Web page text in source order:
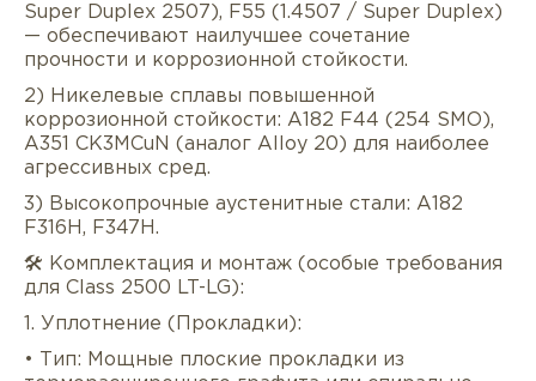
Super Duplex 2507), F55 (1.4507 / Super Duplex)
— обеспечивают наилучшее сочетание
прочности и коррозионной стойкости.
2) Никелевые сплавы повышенной
коррозионной стойкости: A182 F44 (254 SMO),
A351 CK3MCuN (аналог Alloy 20) для наиболее
агрессивных сред.
3) Высокопрочные аустенитные стали: A182
F316H, F347H.
🛠️ Комплектация и монтаж (особые требования
для Class 2500 LT-LG):
1. Уплотнение (Прокладки):
• Тип: Мощные плоские прокладки из